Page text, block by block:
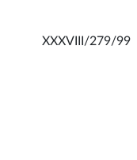
XXXVIII/279/99